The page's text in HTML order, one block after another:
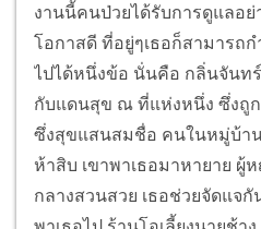
งานนี้คนป่วยได้รับการดูแลอ
โอกาสดี ที่อยู่ๆเธอก็สามารถ
ไปได้หนึ่งข้อ นั่นคือ กลิ่นจันท
กับแดนสุข ณ ที่แห่งหนึ่ง ซึ่งถูก
ซึ่งสุขแสนสมชื่อ คนในหมู่บ้า
ห้าสิบ เขาพาเธอมาหายาย
กลางสวนสวย เธอช่วยจัดแจ